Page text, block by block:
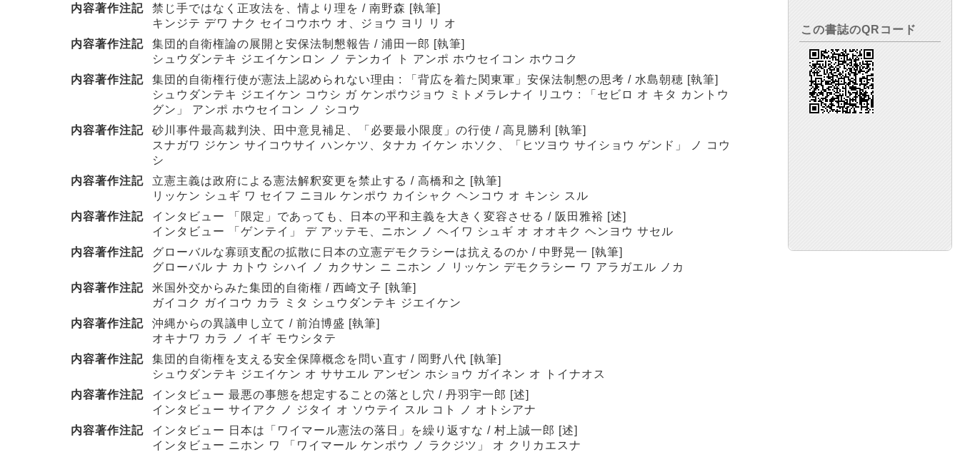
内容著作注記
禁じ手ではなく正攻法を、情より理を / 南野森 [執筆]
キンジテ デワ ナク セイコウホウ オ、ジョウ ヨリ リ オ
内容著作注記
集団的自衛権論の展開と安保法制懇報告 / 浦田一郎 [執筆]
シュウダンテキ ジエイケンロン ノ テンカイ ト アンポ ホウセイコン ホウコク
内容著作注記
集団的自衛権行使が憲法上認められない理由 : 「背広を着た関東軍」安保法制懇の思考 / 水島朝穂 [執筆]
シュウダンテキ ジエイケン コウシ ガ ケンポウジョウ ミトメラレナイ リユウ : 「セビロ オ キタ カントウ
グン」 アンポ ホウセイコン ノ シコウ
内容著作注記
砂川事件最高裁判決、田中意見補足、「必要最小限度」の行使 / 高見勝利 [執筆]
スナガワ ジケン サイコウサイ ハンケツ、タナカ イケン ホソク、「ヒツヨウ サイショウ ゲンド」 ノ コウ
シ
内容著作注記
立憲主義は政府による憲法解釈変更を禁止する / 高橋和之 [執筆]
リッケン シュギ ワ セイフ ニヨル ケンポウ カイシャク ヘンコウ オ キンシ スル
内容著作注記
インタビュー 「限定」であっても、日本の平和主義を大きく変容させる / 阪田雅裕 [述]
インタビュー 「ゲンテイ」 デ アッテモ、ニホン ノ ヘイワ シュギ オ オオキク ヘンヨウ サセル
内容著作注記
グローバルな寡頭支配の拡散に日本の立憲デモクラシーは抗えるのか / 中野晃一 [執筆]
グローバル ナ カトウ シハイ ノ カクサン ニ ニホン ノ リッケン デモクラシー ワ アラガエル ノカ
内容著作注記
米国外交からみた集団的自衛権 / 西崎文子 [執筆]
ガイコク ガイコウ カラ ミタ シュウダンテキ ジエイケン
内容著作注記
沖縄からの異議申し立て / 前泊博盛 [執筆]
オキナワ カラ ノ イギ モウシタテ
内容著作注記
集団的自衛権を支える安全保障概念を問い直す / 岡野八代 [執筆]
シュウダンテキ ジエイケン オ ササエル アンゼン ホショウ ガイネン オ トイナオス
内容著作注記
インタビュー 最悪の事態を想定することの落とし穴 / 丹羽宇一郎 [述]
インタビュー サイアク ノ ジタイ オ ソウテイ スル コト ノ オトシアナ
内容著作注記
インタビュー 日本は「ワイマール憲法の落日」を繰り返すな / 村上誠一郎 [述]
インタビュー ニホン ワ 「ワイマール ケンポウ ノ ラクジツ」 オ クリカエスナ
この書誌のQRコード